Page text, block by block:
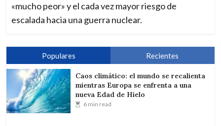
«mucho peor» y el cada vez mayor riesgo de
escalada hacia una guerra nuclear.
Populares Recientes
Caos climático: el mundo se recalienta
mientras Europa se enfrenta a una
nueva Edad de Hielo
6 min read